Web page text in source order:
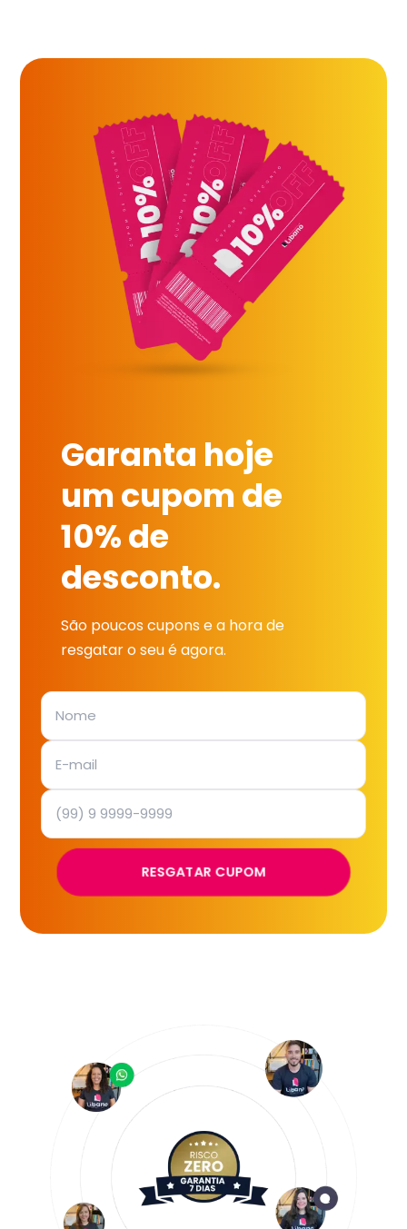
Garanta hoje
um cupom de
10% de
desconto.
São poucos cupons e a hora de
resgatar o seu é agora.
RESGATAR CUPOM